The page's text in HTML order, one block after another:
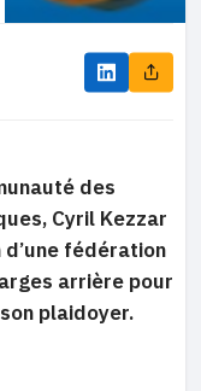
des
Cyril Kezzar
fédération
arrière pour
plaidoyer.